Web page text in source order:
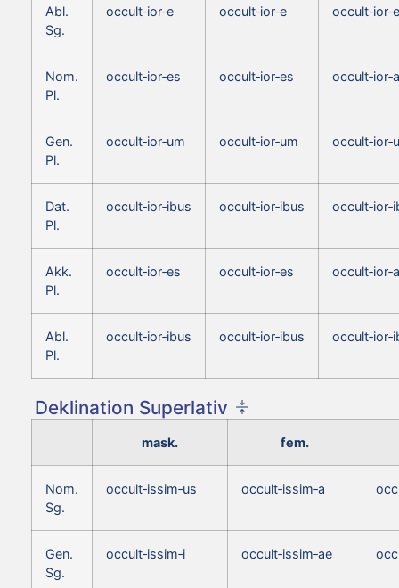
Abl.
Sg.
occult‑ior‑e occult‑ior‑e occult‑ior‑e
Nom.
Pl.
occult‑ior‑es occult‑ior‑es occult‑ior‑a
Gen.
Pl.
occult‑ior‑um occult‑ior‑um
Dat.
Pl.
occult‑ior‑ibus occult‑ior‑ibus
Akk.
Pl.
occult‑ior‑es occult‑ior‑es occult‑ior‑a
Abl.
Pl.
occult‑ior‑ibus occult‑ior‑ibus
Deklination Superlativ
mask. fem.
Nom.
Sg.
occult‑issim‑us occult‑issim‑a
Gen.
Sg.
occult‑issim‑i occult‑issim‑ae